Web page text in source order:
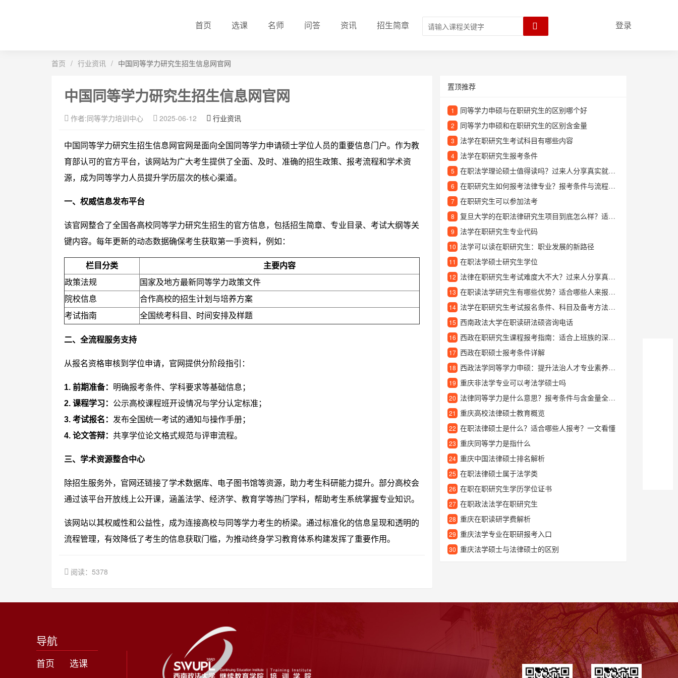
首页 选课 名师 问答 资讯 招生简章 登录
首页 / 行业资讯 / 中国同等学力研究生招生信息网官网
中国同等学力研究生招生信息网官网
作者:同等学力培训中心 2025-06-12 行业资讯
中国同等学力研究生招生信息网官网是面向全国同等学力申请硕士学位人员的重要信息门户。作为教
育部认可的官方平台，该网站为广大考生提供了全面、及时、准确的招生政策、报考流程和学术资
源，成为同等学力人员提升学历层次的核心渠道。
一、权威信息发布平台
该官网整合了全国各高校同等学力研究生招生的官方信息，包括招生简章、专业目录、考试大纲等关
键内容。每年更新的动态数据确保考生获取第一手资料，例如：
栏目分类
主要内容
政策法规
国家及地方最新同等学力政策文件
院校信息
合作高校的招生计划与培养方案
考试指南
全国统考科目、时间安排及样题
二、全流程服务支持
从报名资格审核到学位申请，官网提供分阶段指引：
1. 前期准备： 明确报考条件、学科要求等基础信息；
2. 课程学习： 公示高校课程班开设情况与学分认定标准；
3. 考试报名： 发布全国统一考试的通知与操作手册；
4. 论文答辩： 共享学位论文格式规范与评审流程。
三、学术资源整合中心
除招生服务外，官网还链接了学术数据库、电子图书馆等资源，助力考生科研能力提升。部分高校会
通过该平台开放线上公开课，涵盖法学、经济学、教育学等热门学科，帮助考生系统掌握专业知识。
该网站以其权威性和公益性，成为连接高校与同等学力考生的桥梁。通过标准化的信息呈现和透明的
流程管理，有效降低了考生的信息获取门槛，为推动终身学习教育体系构建发挥了重要作用。
阅读：5378
置顶推荐
1 同等学力申硕与在职研究生的区别哪个好
2 同等学力申硕和在职研究生的区别含金量
3 法学在职研究生考试科目有哪些内容
4 法学在职研究生报考条件
5 在职法学理论硕士值得读吗？过来人分享真实就读体验
6 在职研究生如何报考法律专业？报考条件与流程详解
7 在职研究生可以参加法考
8 复旦大学的在职法律研究生项目到底怎么样？适合哪些人报考？
9 法学在职研究生专业代码
10 法学可以读在职研究生：职业发展的新路径
11 在职法学硕士研究生学位
12 法律在职研究生考试难度大不大？过来人分享真实感受
13 在职读法学研究生有哪些优势？适合哪些人来报考？
14 法学在职研究生考试报名条件、科目及备考方法全攻略
15 西南政法大学在职读研法硕咨询电话
16 西政在职研究生课程报考指南：适合上班族的深造选择
17 西政在职硕士报考条件详解
18 西政法学同等学力申硕：提升法治人才专业素养的重要途径
19 重庆非法学专业可以考法学硕士吗
20 法律同等学力是什么意思？报考条件与含金量全面解析
21 重庆高校法律硕士教育概览
22 在职法律硕士是什么？适合哪些人报考？一文看懂
23 重庆同等学力是指什么
24 重庆中国法律硕士排名解析
25 在职法律硕士属于法学类
26 在职在职研究生学历学位证书
27 在职政法法学在职研究生
28 重庆在职读研学费解析
29 重庆法学专业在职研报考入口
30 重庆法学硕士与法律硕士的区别
导航
首页 选课